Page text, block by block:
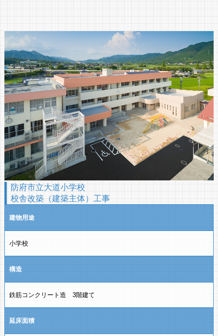
防府市立大道小学校
校舎改築（建築主体）工事
建物用途
小学校
構造
鉄筋コンクリート造 3階建て
延床面積